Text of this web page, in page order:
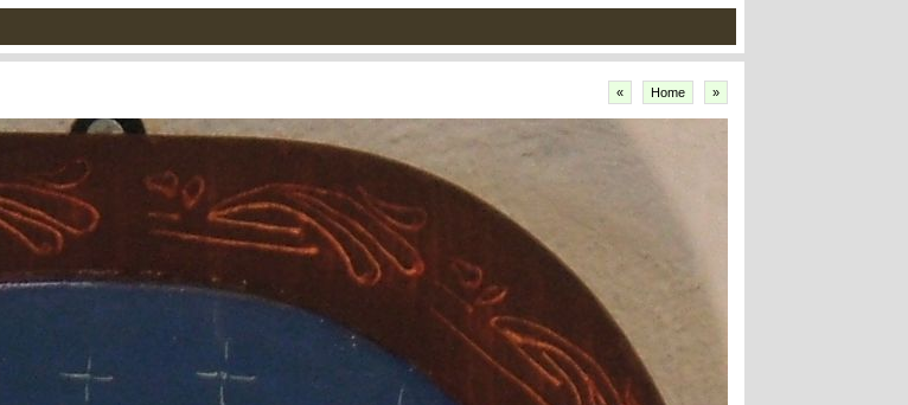
« Home »